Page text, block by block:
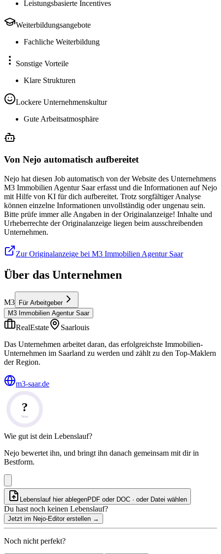
Leistungsbasierte Incentives
Weiterbildungsangebote
Fachliche Weiterbildung
Sonstige Vorteile
Klare Strukturen
Lockere Unternehmenskultur
Gute Arbeitsatmosphäre
Von Nejo automatisch aufbereitet
Nejo hat diesen Job automatisch von der Website des Unternehmens
M3 Immobilien Agentur Saar erfasst und die Informationen auf Nejo
mit Hilfe von KI für dich aufbereitet. Trotz sorgfältiger Analyse
können einzelne Informationen unvollständig oder ungenau sein.
Bitte prüfe immer alle Angaben in der Originalanzeige! Inhalte und
Urheberrechte der Originalanzeige liegen beim ausschreibenden
Unternehmen.
Zur Originalanzeige bei M3 Immobilien Agentur Saar
Über das Unternehmen
M3
Für Arbeitgeber
M3 Immobilien Agentur Saar
RealEstate
Saarlouis
Das Unternehmen arbeitet daran, das erfolgreichste Immobilien-
Unternehmen im Saarland zu werden und zählt zu den Top-Maklern
der Region.
m3-saar.de
?
Note
Wie gut ist dein Lebenslauf?
Nejo bewertet ihn, und bringt ihn danach gemeinsam mit dir in
Bestform.
Lebenslauf hier ablegenPDF oder DOC · oder Datei wählen
Du hast noch keinen Lebenslauf?
Jetzt im Nejo-Editor erstellen →
Noch nicht perfekt?